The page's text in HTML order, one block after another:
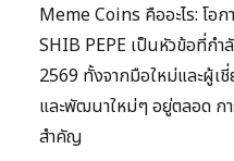
Meme Coins คืออะไร: โอ
SHIB PEPE เป็นหัวข้อที่กำ
2569 ทั้งจากมือใหม่และผู้เ
และพัฒนาใหม่ๆ อยู่ตลอด ก
สำคัญ